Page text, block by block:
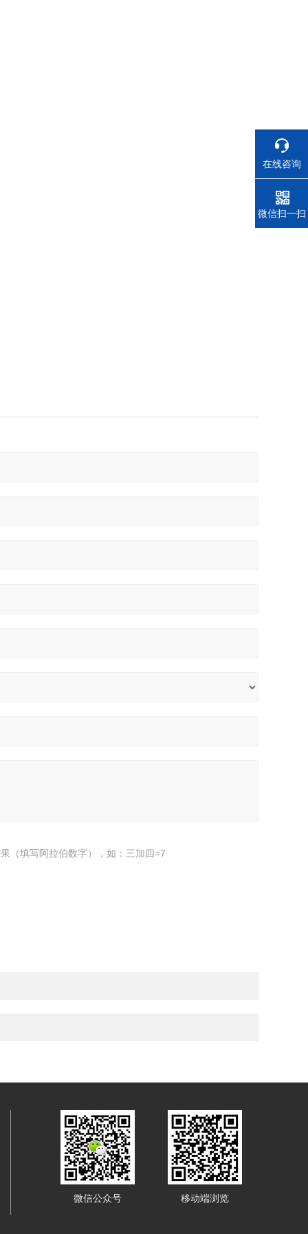
（填写阿拉伯数字），如：三加四=7
微信公众号 移动端浏览
在线咨询
电话
微信扫一扫